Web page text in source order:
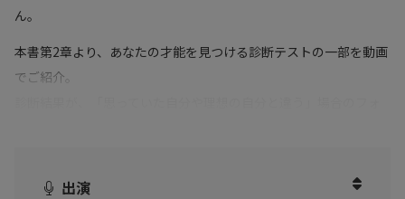
ん。
本書第2章より、あなたの才能を見つける診断テストの一部を動画
でご紹介。
いるビジネスパーソンの方へ。
出演